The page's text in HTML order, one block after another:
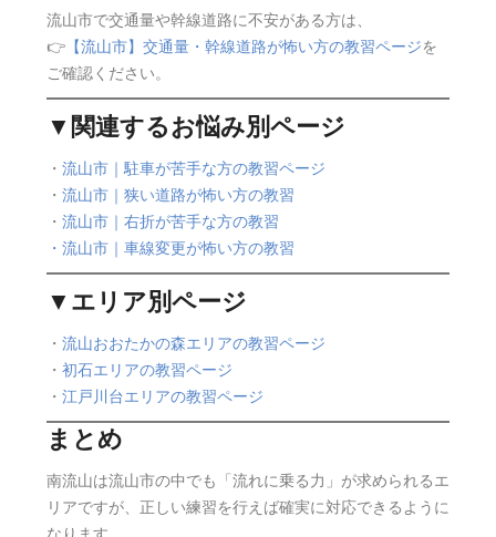
流山市で交通量や幹線道路に不安がある方は、
👉【流山市】交通量・幹線道路が怖い方の教習ページを
ご確認ください。
▼関連するお悩み別ページ
・ 流山市｜駐車が苦手な方の教習ページ
・ 流山市｜狭い道路が怖い方の教習
・ 流山市｜右折が苦手な方の教習
・ 流山市｜車線変更が怖い方の教習
▼エリア別ページ
・ 流山おおたかの森エリアの教習ページ
・ 初石エリアの教習ページ
・ 江戸川台エリアの教習ページ
まとめ
南流山は流山市の中でも「流れに乗る力」が求められるエ
リアですが、正しい練習を行えば確実に対応できるように
なります。